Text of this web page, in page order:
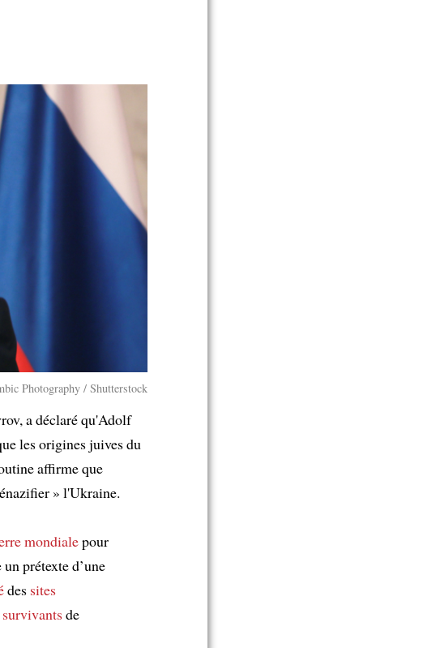
Photography / Shutterstock
a déclaré qu'Adolf
les origines juives du
affirme que
» l'Ukraine.
mondialepour
prétexte d’une
des sites
de